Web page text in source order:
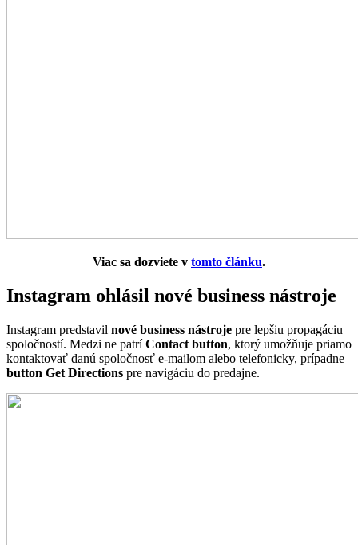
Viac sa dozviete v tomto článku.
Instagram ohlásil nové business nástroje
Instagram predstavil nové business nástroje pre lepšiu propagáciu
spoločností. Medzi ne patríContact button, ktorý umožňuje priamo
kontaktovať danú spoločnosť e-mailom alebo telefonicky, prípadne
button Get Directions pre navigáciu do predajne.